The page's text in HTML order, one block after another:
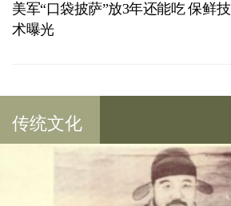
美军“口袋披萨”放3年还能吃 保鲜技
术曝光
传统文化